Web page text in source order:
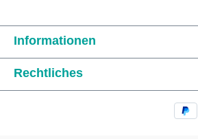
Informationen
Rechtliches